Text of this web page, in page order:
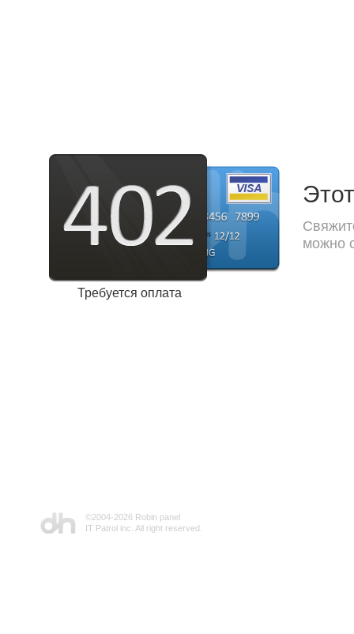
Требуется оплата
можно
©2004-2026 Robin panel
IT Patrol inc. All right reserved.